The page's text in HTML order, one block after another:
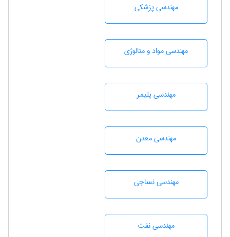
مهندسی پزشکی
مهندسی مواد و متالوژی
مهندسی پليمر
مهندسی معدن
مهندسي نساجی
مهندسی نفت